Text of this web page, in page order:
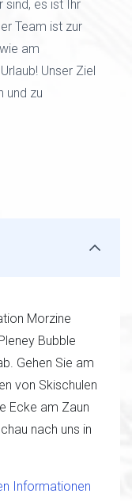
sind, es ist Ihr
Team ist zur
am
Unser Ziel
und zu
Morzine
Bubble
Gehen Sie am
von Skischulen
Ecke am Zaun
nach uns in
Informationen